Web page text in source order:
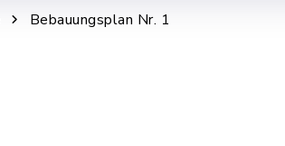
Bebauungsplan Nr. 1